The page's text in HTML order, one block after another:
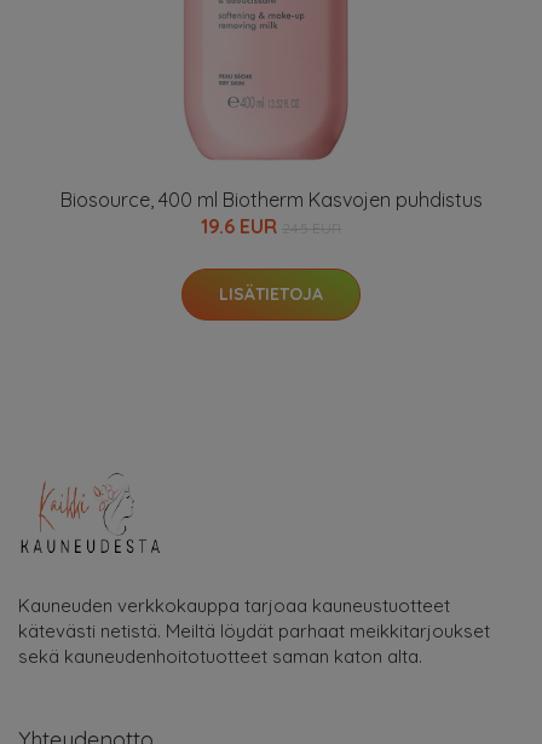
Biosource, 400 ml Biotherm Kasvojen puhdistus
19.6 EUR
LISÄTIETOJA
Kauneuden verkkokauppa tarjoaa kauneustuotteet
kätevästi netistä. Meiltä löydät parhaat meikkitarjoukset
sekä kauneudenhoitotuotteet saman katon alta.